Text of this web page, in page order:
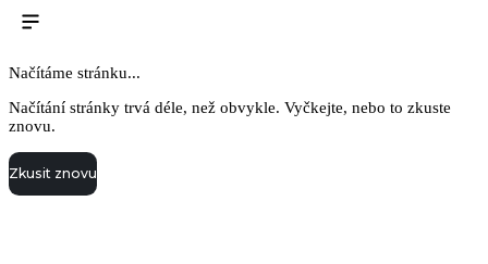
Načítáme stránku...
Načítání stránky trvá déle, než obvykle. Vyčkejte, nebo to zkuste
znovu.
Zkusit znovu